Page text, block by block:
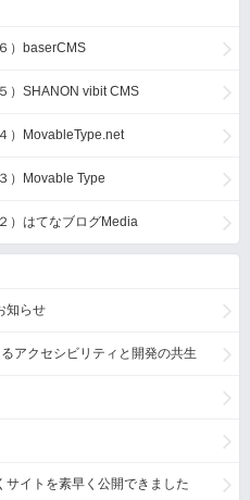
）baserCMS
）SHANON vibit CMS
）MovableType.net
）Movable Type
）はてなブログMedia
知らせ
アクセシビリティと開発の共生
イトを素早く公開できました